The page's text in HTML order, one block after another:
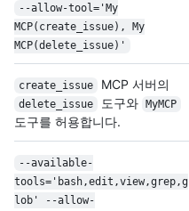
--allow-tool='My
MCP(create_issue), My
MCP(delete_issue)'
create_issue MCP 서버의
delete_issue 도구와 MyMCP
도구를 허용합니다.
--available-
tools='bash,edit,view,grep,g
lob' --allow-